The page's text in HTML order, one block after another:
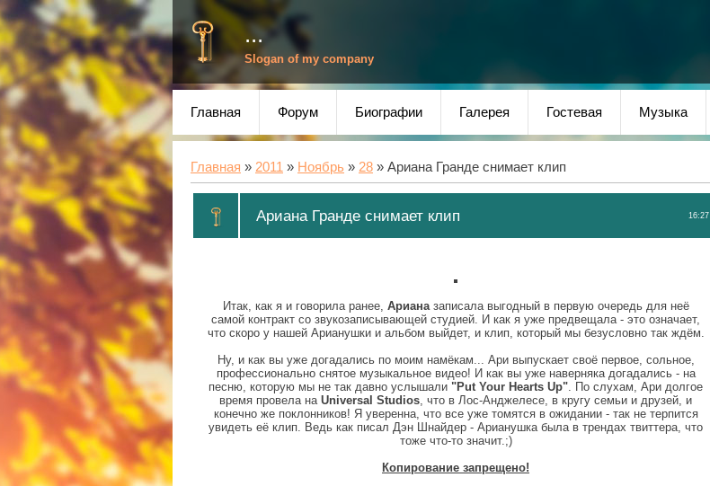
...
Slogan of my company
Главная Форум Биографии Галерея Гостевая Музыка
Главная » 2011 » Ноябрь » 28 » Ариана Гранде снимает клип
16:27
Ариана Гранде снимает клип
Итак, как я и говорила ранее, Арианазаписала выгодный в первую очередь для неё
самой контракт со звукозаписывающей студией. И как я уже предвещала - это означает,
что скоро у нашей Арианушки и альбом выйдет, и клип, который мы безусловно так ждём.
Ну, и как вы уже догадались по моим намёкам... Ари выпускает своё первое, сольное,
профессионально снятое музыкальное видео! И как вы уже наверняка догадались - на
песню, которую мы не так давно услышали "Put Your Hearts Up" . По слухам, Ари долгое
время провела на Universal Studios , что в Лос-Анджелесе, в кругу семьи и друзей, и
конечно же поклонников! Я уверенна, что все уже томятся в ожидании - так не терпится
увидеть её клип. Ведь как писал Дэн Шнайдер - Арианушка была в трендах твиттера, что
тоже что-то значит.;)
Копирование запрещено!